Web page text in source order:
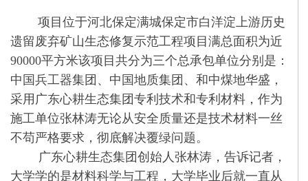
项目位于河北保定满城保定市白洋淀上游历史
遗留废弃矿山生态修复示范工程项目满总面积为近
90000平方米该项目共分为三个总承包单位分别是：
中国兵工器集团、中国地质集团、和中煤地华盛，
采用广东心耕生态集团专利技术和专利材料，作为
施工单位张林涛无论从安全质量还是技术材料一丝
不苟严格要求，彻底解决覆绿问题。
广东心耕生态集团创始人张林涛，告诉记者，
大学学的是材料科学与工程，大学毕业后就一直从